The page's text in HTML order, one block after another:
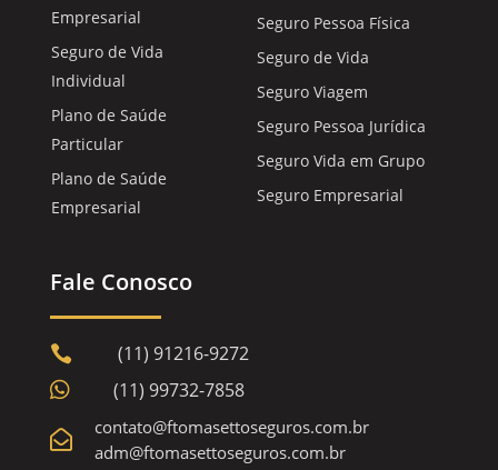
Empresarial
Seguro de Vida
Individual
Plano de Saúde
Particular
Plano de Saúde
Empresarial
Seguro Pessoa Física
Seguro de Vida
Seguro Viagem
Seguro Pessoa Jurídica
Seguro Vida em Grupo
Seguro Empresarial
Fale Conosco
 (11) 91216-9272
 (11) 99732-7858

contato@ftomasettoseguros.com.br
adm@ftomasettoseguros.com.br